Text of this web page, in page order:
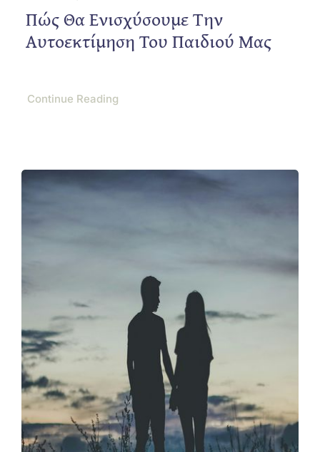
Πώς Θα Ενισχύσουμε Την
Αυτοεκτίμηση Του Παιδιού Μας
Continue Reading